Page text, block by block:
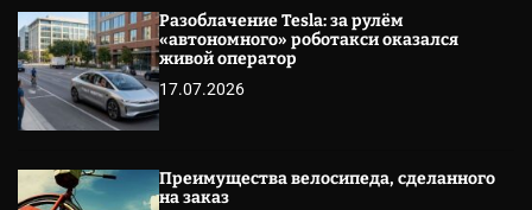
Разоблачение Tesla: за рулём
«автономного» роботакси оказался
живой оператор
17.07.2026
Преимущества велосипеда, сделанного
на заказ